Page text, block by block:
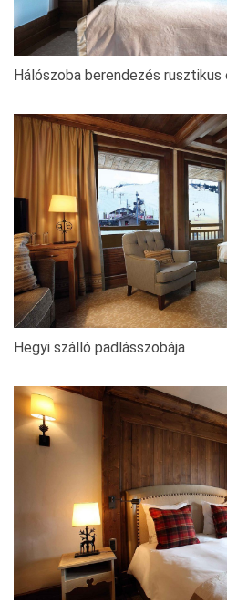
Hálószoba berendezés rusztikus
Hegyi szálló padlásszobája